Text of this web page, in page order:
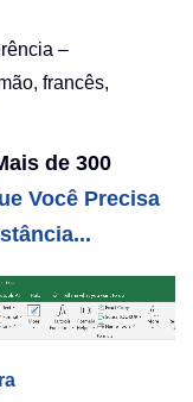
–
francês,
de 300
Você Precisa